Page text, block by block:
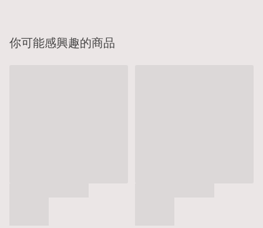
你可能感興趣的商品